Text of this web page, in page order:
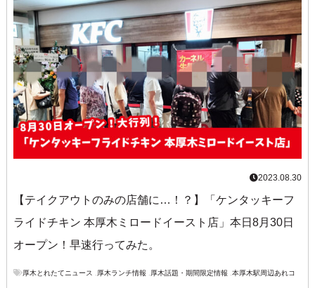
2023.08.30
【テイクアウトのみの店舗に…！？】「ケンタッキーフ
ライドチキン 本厚木ミロードイースト店」本日8月30日
オープン！早速行ってみた。
厚木とれたてニュース 厚木ランチ情報 厚木話題・期間限定情報 本厚木駅周辺あれコ